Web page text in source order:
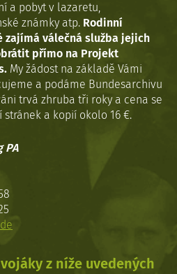
a pobyt v lazaretu,
známky atp. Rodinní
válečná služba jejich
přímo na Projekt
My žádost na základě Vámi
a podáme Bundesarchivu
trvá zhruba tři roky a cena se
a kopií okolo 16 €.
PA
z níže uvedených